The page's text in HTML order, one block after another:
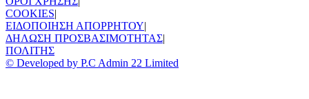
COOKIES|
ΕΙΔΟΠΟΙΗΣΗ ΑΠΟΡΡΗΤΟΥ|
ΔΗΛΩΣΗ ΠΡΟΣΒΑΣΙΜΟΤΗΤΑΣ|
ΠΟΛΙΤΗΣ
© Developed by P.C Admin 22 Limited